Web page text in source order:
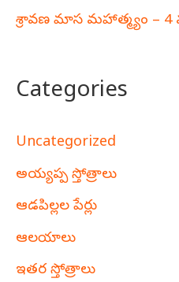
శ్రావణ మాస మహాత్మ్యం –
Categories
Uncategorized
అయ్యప్ప స్తోత్రాలు
ఆడపిల్లల పేర్లు
ఆలయాలు
ఇతర స్తోత్రాలు